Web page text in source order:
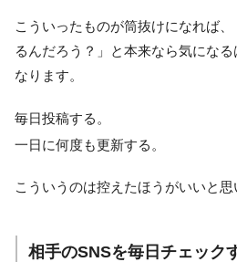
こういったものが筒抜けになれば
るんだろう？」と本来なら気にな
なります。
毎日投稿する。
一日に何度も更新する。
こういうのは控えたほうがいいと思
相手のSNSを毎日チェック